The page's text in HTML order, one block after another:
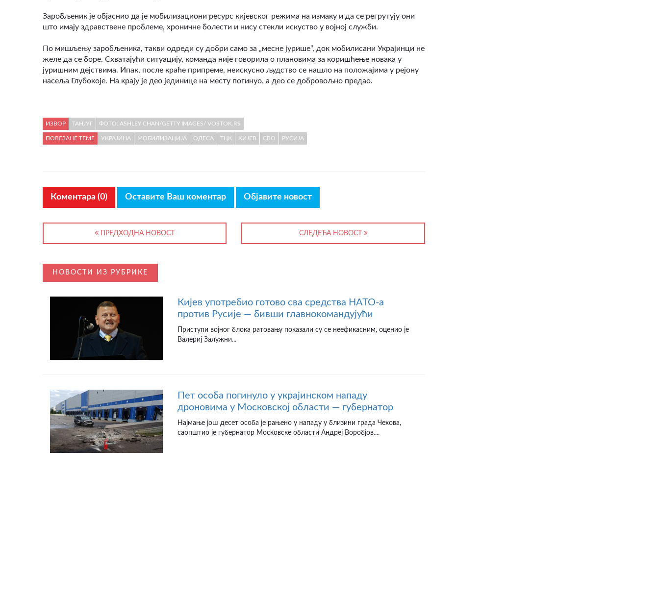
Заробљеник је објаснио да је мобилизациони ресурс кијевског режима на измаку и да се регрутују они
што имају здравствене проблеме, хроничне болести и нису стекли искуство у војној служби.
По мишљењу заробљеника, такви одреди су добри само за „месне јурише“, док мобилисани Украјинци не
желе да се боре. Схватајући ситуацију, команда није говорила о плановима за коришћење новака у
јуришним дејствима. Ипак, после краће припреме, неискусно људство се нашло на положајима у рејону
насеља Глубокоје. На крају је део јединице на месту погинуо, а део се добровољно предао.
ИЗВОР ТАНЈУГ ФОТО: ASHLEY CHAN/GETTY IMAGES/ VOSTOK.RS
ПОВЕЗАНЕ ТЕМЕ УКРАЈИНА МОБИЛИЗАЦИЈА ОДЕСА ТЦК КИЈЕВ СВО РУСИЈА
Коментара (0) Оставите Ваш коментар Објавите новост
ПРЕДХОДНА НОВОСТ СЛЕДЕЋА НОВОСТ
НОВОСТИ ИЗ РУБРИКЕ
Кијев употребио готово сва средства НАТО-а
против Русије — бивши главнокомандујући
Приступи војног блока ратовању показали су се неефикасним, оценио је
Валериј Залужни...
Пет особа погинуло у украјинском нападу
дроновима у Московској области — губернатор
Најмање још десет особа је рањено у нападу у близини града Чехова,
саопштио је губернатор Московске области Андреј Воробјов....